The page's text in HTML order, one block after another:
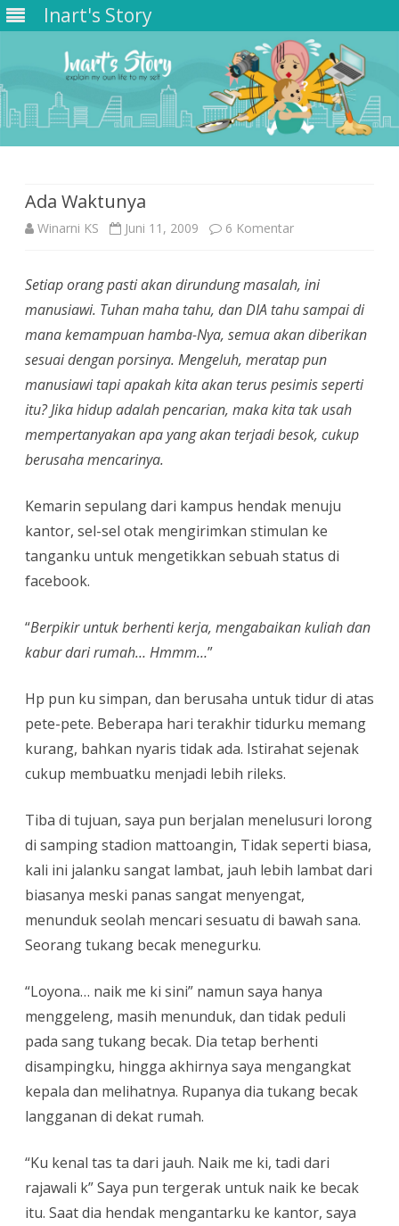
Inart's Story
Ada Waktunya
Winarni KS Juni 11, 2009 6 Komentarpada
Waktunya
Setiap orang pasti akan dirundung masalah, ini
manusiawi. Tuhan maha tahu, dan DIA tahu sampai di
mana kemampuan hamba-Nya, semua akan diberikan
sesuai dengan porsinya. Mengeluh, meratap pun
manusiawi tapi apakah kita akan terus pesimis seperti
itu? Jika hidup adalah pencarian, maka kita tak usah
mempertanyakan apa yang akan terjadi besok, cukup
berusaha mencarinya.
Kemarin sepulang dari kampus hendak menuju
kantor, sel-sel otak mengirimkan stimulan ke
tanganku untuk mengetikkan sebuah status di
facebook.
“Berpikir untuk berhenti kerja, mengabaikan kuliah dan
kabur dari rumah… Hmmm…”
Hp pun ku simpan, dan berusaha untuk tidur di atas
pete-pete. Beberapa hari terakhir tidurku memang
kurang, bahkan nyaris tidak ada. Istirahat sejenak
cukup membuatku menjadi lebih rileks.
Tiba di tujuan, saya pun berjalan menelusuri lorong
di samping stadion mattoangin, Tidak seperti biasa,
kali ini jalanku sangat lambat, jauh lebih lambat dari
biasanya meski panas sangat menyengat,
menunduk seolah mencari sesuatu di bawah sana.
Seorang tukang becak menegurku.
“Loyona… naik me ki sini” namun saya hanya
menggeleng, masih menunduk, dan tidak peduli
pada sang tukang becak. Dia tetap berhenti
disampingku, hingga akhirnya saya mengangkat
kepala dan melihatnya. Rupanya dia tukang becak
langganan di dekat rumah.
“Ku kenal tas ta dari jauh. Naik me ki, tadi dari
rajawali k” Saya pun tergerak untuk naik ke becak
itu. Saat dia hendak mengantarku ke kantor, saya